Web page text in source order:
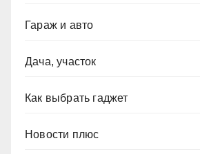
Гараж и авто
Дача, участок
Как выбрать гаджет
Новости плюс